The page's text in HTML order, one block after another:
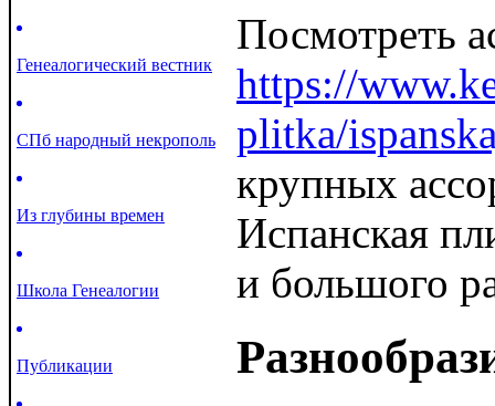
Генеалогический вестник
СПб народный некрополь
Из глубины времен
Школа Генеалогии
Публикации
Посмотреть
https://
plitka/
крупных
Испанская
и большого